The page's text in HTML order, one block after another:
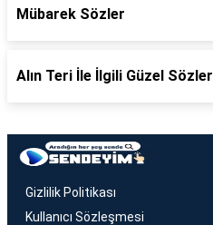
Mübarek Sözler
Alın Teri İle İlgili Güzel Sözler
Gizlilik Politikası
Kullanıcı Sözleşmesi